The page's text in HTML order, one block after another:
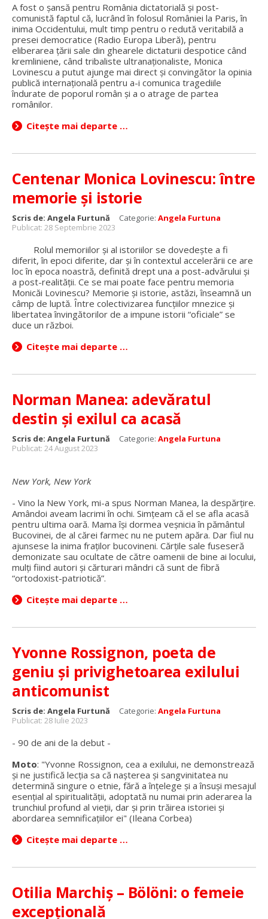
A fost o șansă pentru România dictatorială și post-
comunistă faptul că, lucrând în folosul României la Paris, în
inima Occidentului, mult timp pentru o redută veritabilă a
presei democratice (Radio Europa Liberă), pentru
eliberarea țării sale din ghearele dictaturii despotice când
kremliniene, când tribaliste ultranaționaliste, Monica
Lovinescu a putut ajunge mai direct și convingător la opinia
publică internațională pentru a-i comunica tragediile
îndurate de poporul român și a o atrage de partea
românilor.
Citește mai departe …
Centenar Monica Lovinescu: între
memorie și istorie
Scris de: Angela Furtună Categorie: Angela Furtuna
Publicat: 28 Septembrie 2023
Rolul memoriilor și al istoriilor se dovedește a fi
diferit, în epoci diferite, dar și în contextul accelerării ce are
loc în epoca noastră, definită drept una a post-advărului și
a post-realității. Ce se mai poate face pentru memoria
Monicăi Lovinescu? Memorie și istorie, astăzi, înseamnă un
câmp de luptă. Între colectivizarea funcțiilor mnezice și
libertatea învingătorilor de a impune istorii “oficiale” se
duce un război.
Citește mai departe …
Norman Manea: adevăratul
destin și exilul ca acasă
Scris de: Angela Furtună Categorie: Angela Furtuna
Publicat: 24 August 2023
New York, New York
- Vino la New York, mi-a spus Norman Manea, la despărțire.
Amândoi aveam lacrimi în ochi. Simțeam că el se afla acasă
pentru ultima oară. Mama își dormea veșnicia în pământul
Bucovinei, de al cărei farmec nu ne putem apăra. Dar fiul nu
ajunsese la inima fraților bucovineni. Cărțile sale fuseseră
demonizate sau ocultate de către oamenii de bine ai locului,
mulți fiind autori și cărturari mândri că sunt de fibră
“ortodoxist-patriotică”.
Citește mai departe …
Yvonne Rossignon, poeta de
geniu și privighetoarea exilului
anticomunist
Scris de: Angela Furtună Categorie: Angela Furtuna
Publicat: 28 Iulie 2023
- 90 de ani de la debut -
Moto: "Yvonne Rossignon, cea a exilului, ne demonstrează
şi ne justifică lecţia sa că naşterea şi sangvinitatea nu
determină singure o etnie, fără a înţelege şi a însuşi mesajul
esenţial al spiritualităţii, adoptată nu numai prin aderarea la
trunchiul profund al vieţii, dar şi prin trăirea istoriei şi
abordarea semnificaţiilor ei" (Ileana Corbea)
Citește mai departe …
Otilia Marchiș – Bölöni: o femeie
excepțională